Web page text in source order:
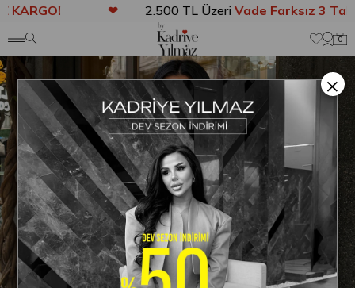
2.500 TL ÜzeriVade Farksız 3 Taksit
0
Anasayfa DIŞ GİYİM Larissa Kürk Benekli Gri
×